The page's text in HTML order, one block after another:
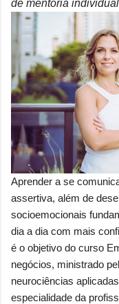
de mentoria
Aprender a se
assertiva, além de
socioemocionais
dia a dia com mais
é o objetivo do curso
negócios, ministrado
neurociências
especialidade da